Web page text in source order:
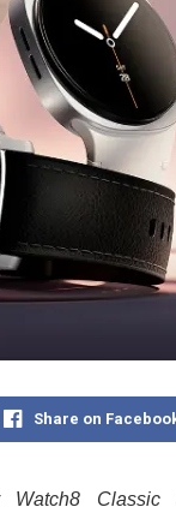
Share on
Classic